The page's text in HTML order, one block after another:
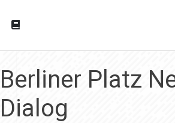
Berliner Platz
Dialog